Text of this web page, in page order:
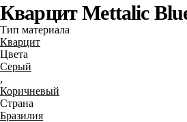
Кварцит Mettalic
Тип материала
Кварцит
Цвета
Серый
,
Коричневый
Страна
Бразилия